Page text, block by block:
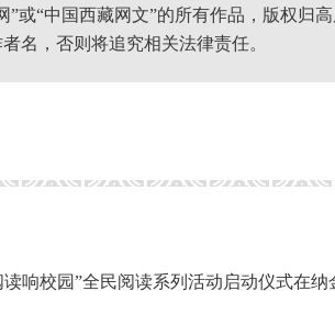
”或“中国西藏网文”的所有作品，版权归
名，否则将追究相关法律责任。
响校园”全民阅读系列活动启动仪式在